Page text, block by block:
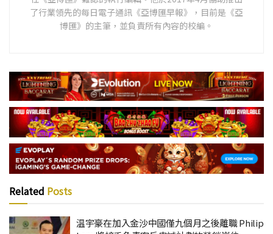
了行業領先的每日電子通訊《亞博匯早報》，目前是《亞
博匯》的主筆，並負責所有內容的校編。
Related Posts
温宇豪在加入金沙中國僅九個月之後離職 Philip